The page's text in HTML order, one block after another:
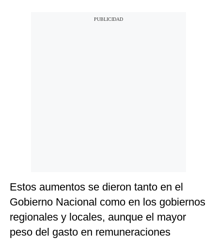
Estos aumentos se dieron tanto en el
Gobierno Nacional como en los gobiernos
regionales y locales, aunque el mayor
peso del gasto en remuneraciones